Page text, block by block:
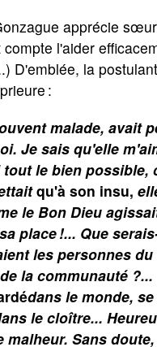
apprécie
l'aider
D'emblée, la
:
malade, avait
Je sais qu'elle
le bien possible,
qu'à son insu,
le Bon Dieu
place !... Que
les personnes
la communauté ?...
dans le monde,
le cloître...
malheur. Sans doute,